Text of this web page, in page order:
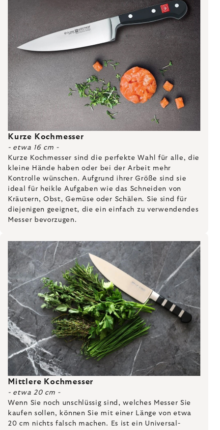
Kurze Kochmesser
- etwa 16 cm -
Kurze Kochmesser sind die perfekte Wahl für alle, die
kleine Hände haben oder bei der Arbeit mehr
Kontrolle wünschen. Aufgrund ihrer Größe sind sie
ideal für heikle Aufgaben wie das Schneiden von
Kräutern, Obst, Gemüse oder Schälen. Sie sind für
diejenigen geeignet, die ein einfach zu verwendendes
Messer bevorzugen.
Mittlere Kochmesser
- etwa 20 cm -
Wenn Sie noch unschlüssig sind, welches Messer Sie
kaufen sollen, können Sie mit einer Länge von etwa
20 cm nichts falsch machen. Es ist ein Universal-